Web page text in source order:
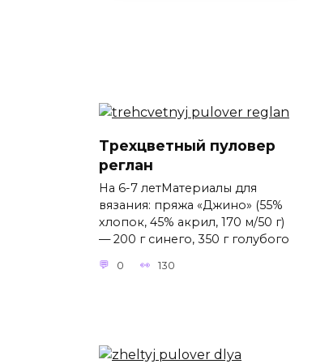
Трехцветный пуловер
реглан
На 6-7 летМатериалы для
вязания: пряжа «Джино» (55%
хлопок, 45% акрил, 170 м/50 г)
— 200 г синего, 350 г голубого
0 130